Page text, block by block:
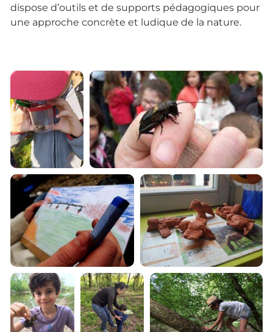
dispose d’outils et de supports pédagogiques pour
une approche concrète et ludique de la nature.